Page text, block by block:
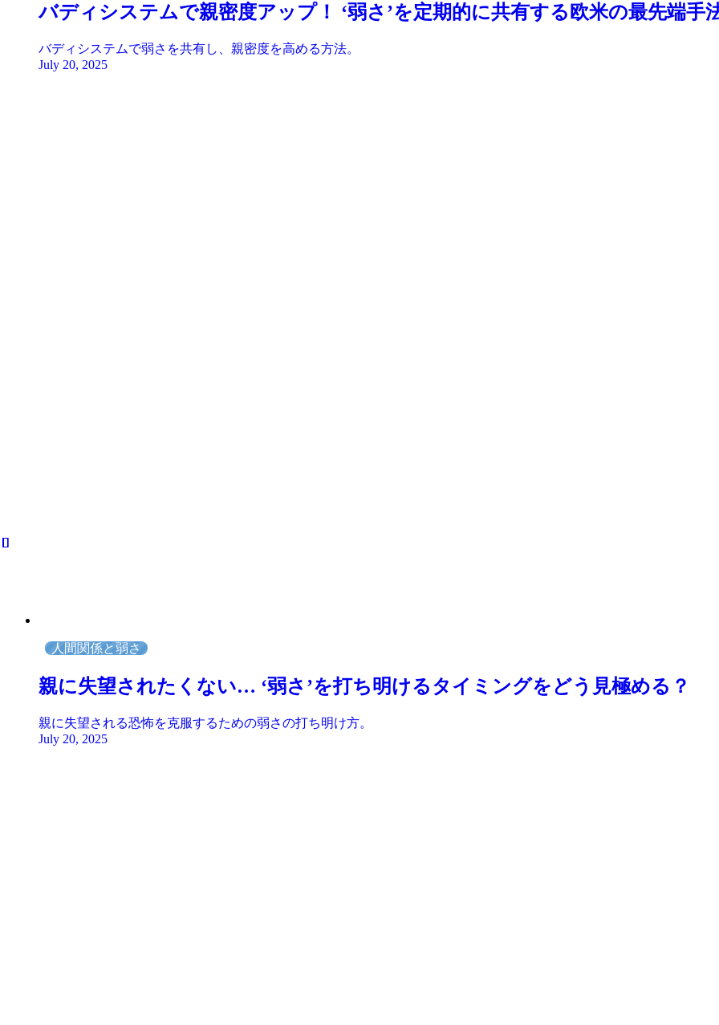
バディシステムで親密度アップ！ ‘弱さ’を定期的に共有する欧米の最先端手
バディシステムで弱さを共有し、親密度を高める方法。
July 20, 2025
人間関係と弱さ
親に失望されたくない… ‘弱さ’を打ち明けるタイミングをどう見極める？
親に失望される恐怖を克服するための弱さの打ち明け方。
July 20, 2025